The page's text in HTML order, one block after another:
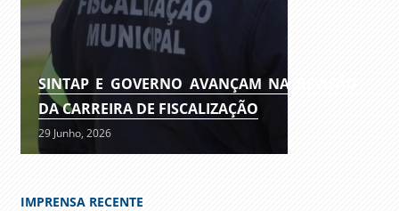
SINTAP E GOVERNO AVANÇAM NA REVISÃO
DA CARREIRA DE FISCALIZAÇÃO
29 Junho, 2026
IMPRENSA RECENTE